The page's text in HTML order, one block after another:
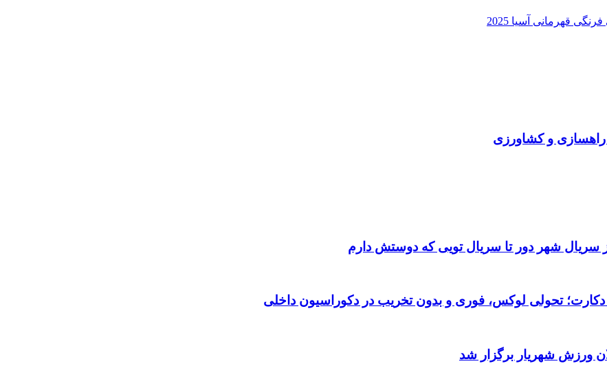
قهرمانی آسیا 2025
راهسازی و کشاورزی
سریال شهر دور تا سریال تویی که دوستش دارم
دکارت؛ تحولی لوکس، فوری و بدون تخریب در دکوراسیون داخلی
ورزش شهریار برگزار شد